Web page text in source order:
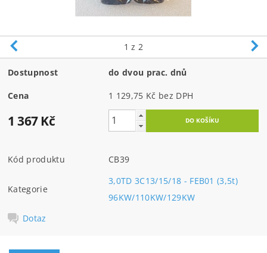
1 z 2
Dostupnost do dvou prac. dnů
Cena 1 129,75 Kč bez DPH
1 367 Kč
Kód produktu CB39
Kategorie
3,0TD 3C13/15/18 - FEB01 (3,5t)
96KW/110KW/129KW
Dotaz